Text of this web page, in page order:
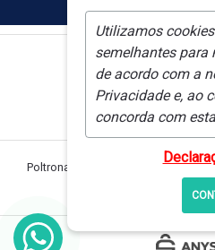
Utilizamos
semelhantes para
de acordo com a
Privacidade e, ao
concorda com
Poltronas Paraná |